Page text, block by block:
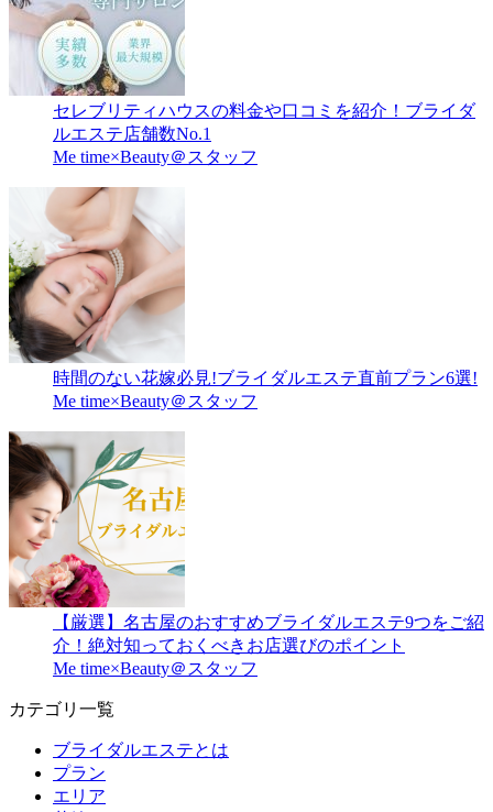
セレブリティハウスの料金や口コミを紹介！ブライダ
ルエステ店舗数No.1
Me time×Beauty＠スタッフ
時間のない花嫁必見!ブライダルエステ直前プラン6選!
Me time×Beauty＠スタッフ
【厳選】名古屋のおすすめブライダルエステ9つをご紹
介！絶対知っておくべきお店選びのポイント
Me time×Beauty＠スタッフ
カテゴリ一覧
ブライダルエステとは
プラン
エリア